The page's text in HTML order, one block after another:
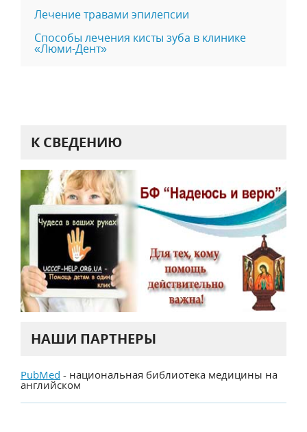
Лечение травами эпилепсии
Способы лечения кисты зуба в клинике
«Люми-Дент»
К СВЕДЕНИЮ
НАШИ ПАРТНЕРЫ
PubMed - национальная библиотека медицины на
английском